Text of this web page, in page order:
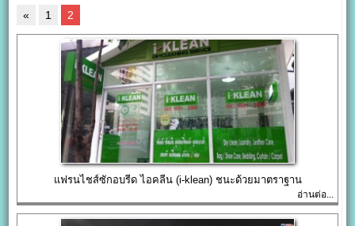
« 1 2
แฟรนไชส์ซักอบรีด ไอคลีน (i-klean) ชนะด้วยมาตราฐาน
อ่านต่อ...